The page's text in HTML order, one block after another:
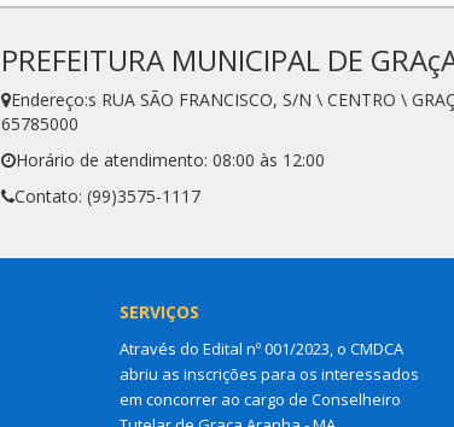
PREFEITURA MUNICIPAL DE
Endereço:s RUA SÃO FRANCISCO, S/N \ CENTRO \
65785000
Horário de atendimento: 08:00 às 12:00
Contato: (99)3575-1117
SERVIÇOS
Através do Edital nº 001/2023, o CMDCA
abriu as inscrições para os interessados
em concorrer ao cargo de Conselheiro